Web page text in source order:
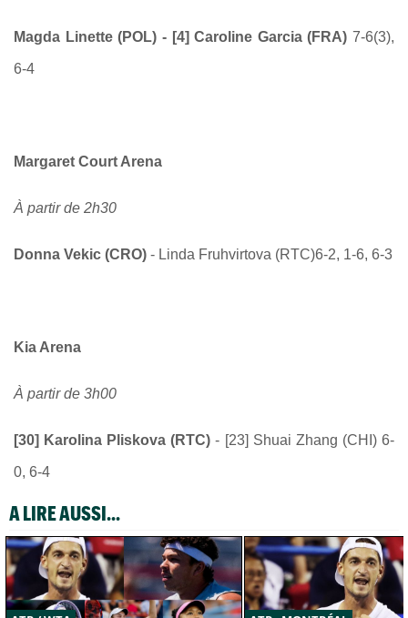
Magda Linette (POL) - [4] Caroline Garcia (FRA) 7-6(3),
6-4
Margaret Court Arena
À partir de 2h30
Donna Vekic (CRO) - Linda Fruhvirtova (RTC)6-2, 1-6, 6-3
Kia Arena
À partir de 3h00
[30] Karolina Pliskova (RTC)- [23] Shuai Zhang (CHI) 6-
0, 6-4
A LIRE AUSSI...